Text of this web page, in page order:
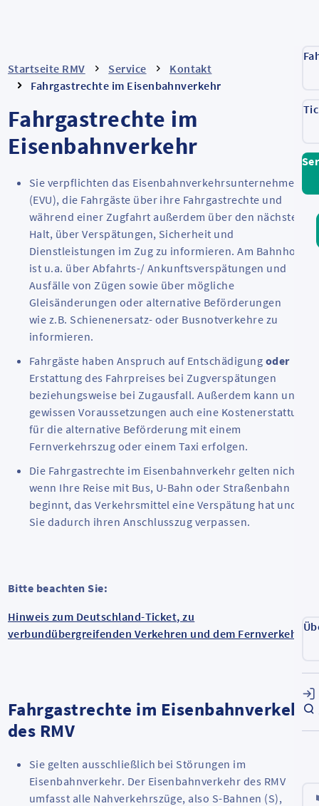
Startseite RMV Service
Kontakt
Fahrgastrechte im Eisenbahnverkehr
Fahrgastrechte im
Eisenbahnverkehr
Sie verpflichten das Eisenbahnverkehrsunternehmen
(EVU), die Fahrgäste über ihre Fahrgastrechte und
während einer Zugfahrt außerdem über den nächsten
Halt, über Verspätungen, Sicherheit und
Dienstleistungen im Zug zu informieren. Am Bahnhof
ist u.a. über Abfahrts-/ Ankunftsverspätungen und
Ausfälle von Zügen sowie über mögliche
Gleisänderungen oder alternative Beförderungen
wie z.B. Schienenersatz- oder Busnotverkehre zu
informieren.
Fahrgäste haben Anspruch auf Entschädigung oder
Erstattung des Fahrpreises bei Zugverspätungen
beziehungsweise bei Zugausfall. Außerdem kann unter
gewissen Voraussetzungen auch eine Kostenerstattung
für die alternative Beförderung mit einem
Fernverkehrszug oder einem Taxi erfolgen.
Die Fahrgastrechte im Eisenbahnverkehr gelten nicht,
wenn Ihre Reise mit Bus, U-Bahn oder Straßenbahn
beginnt, das Verkehrsmittel eine Verspätung hat und
Sie dadurch ihren Anschlusszug verpassen.
Bitte beachten Sie:
Hinweis zum Deutschland-Ticket, zu
verbundübergreifenden Verkehren und dem Fernverkehr
Fahrgastrechte im Eisenbahnverkehr
des RMV
Sie gelten ausschließlich bei Störungen im
Eisenbahnverkehr. Der Eisenbahnverkehr des RMV
umfasst alle Nahverkehrszüge, also S-Bahnen (S),